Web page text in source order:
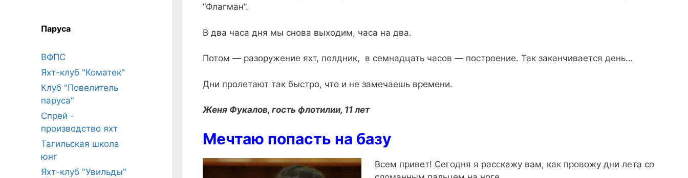
“Флагман”.
В два часа дня мы снова выходим, часа на два.
Потом — разоружение яхт, полдник, в семнадцать часов — построение. Так заканчивается день…
Дни пролетают так быстро, что и не замечаешь времени.
Женя Фукалов, гость флотилии, 11 лет
Мечтаю попасть на базу
Всем привет! Сегодня я расскажу вам, как провожу дни лета со
Паруса
ВФПС
Яхт-клуб "Коматек"
Клуб "Повелитель
паруса"
Спрей -
производство яхт
Тагильская школа
юнг
Яхт-клуб "Увильды"